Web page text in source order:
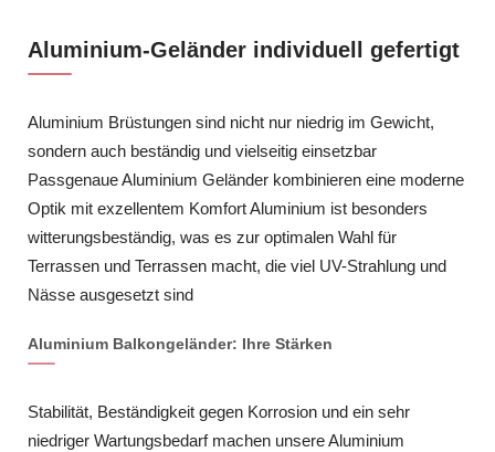
Aluminium-Geländer individuell gefertigt
Aluminium Brüstungen sind nicht nur niedrig im Gewicht,
sondern auch beständig und vielseitig einsetzbar
Passgenaue Aluminium Geländer kombinieren eine moderne
Optik mit exzellentem Komfort Aluminium ist besonders
witterungsbeständig, was es zur optimalen Wahl für
Terrassen und Terrassen macht, die viel UV-Strahlung und
Nässe ausgesetzt sind
Aluminium Balkongeländer: Ihre Stärken
Stabilität, Beständigkeit gegen Korrosion und ein sehr
niedriger Wartungsbedarf machen unsere Aluminium